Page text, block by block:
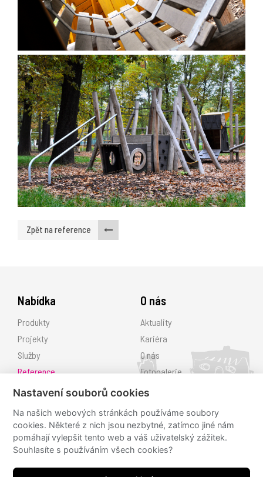
Zpět na reference
Nabídka
Produkty
Projekty
Služby
Reference
O nás
Aktuality
Kariéra
O nás
Fotogalerie
Sledujte nás
Nastavení souborů cookies
Na našich webových stránkách používáme soubory
cookies. Některé z nich jsou nezbytné, zatímco jiné nám
pomáhají vylepšit tento web a váš uživatelský zážitek.
Souhlasíte s používáním všech cookies?